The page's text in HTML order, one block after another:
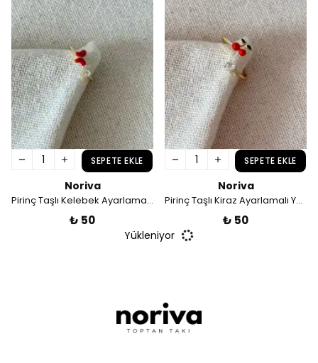
SEPETE EKLE
Noriva
Pirinç Taşlı Kelebek Ayarlamalı Yüzük
₺ 50
SEPETE EKLE
Noriva
Pirinç Taşlı Kiraz Ayarlamalı Yüzük
₺ 50
Yükleniyor